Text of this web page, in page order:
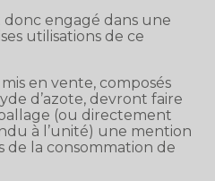
donc engagé dans une
utilisations de ce
en vente, composés
d’azote, devront faire
(ou directement
à l’unité) une mention
de la consommation de